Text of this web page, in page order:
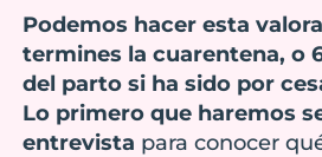
Podemos hacer esta
termines la cuarentena, o
del parto si ha sido por
Lo primero que haremos
entrevista para conocer